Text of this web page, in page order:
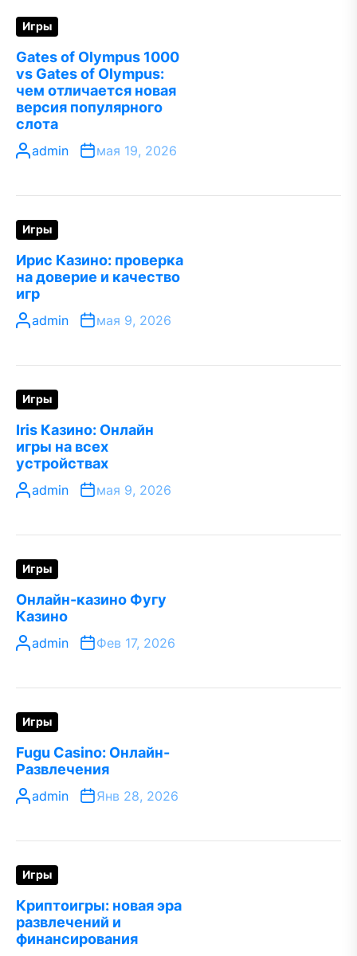
Игры
Gates of Olympus 1000
vs Gates of Olympus:
чем отличается новая
версия популярного
слота
admin мая 19, 2026
Игры
Ирис Казино: проверка
на доверие и качество
игр
admin мая 9, 2026
Игры
Iris Казино: Онлайн
игры на всех
устройствах
admin мая 9, 2026
Игры
Онлайн-казино Фугу
Казино
admin Фев 17, 2026
Игры
Fugu Сasino: Онлайн-
Развлечения
admin Янв 28, 2026
Игры
Криптоигры: новая эра
развлечений и
финансирования